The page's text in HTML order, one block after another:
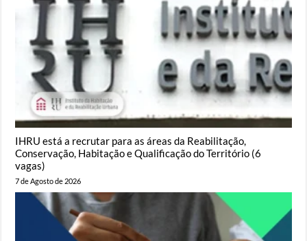
IHRU está a recrutar para as áreas da Reabilitação,
Conservação, Habitação e Qualificação do Território (6
vagas)
7 de Agosto de 2026